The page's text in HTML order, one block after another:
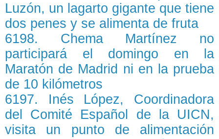
Luzón, un lagarto gigante que tiene
dos penes y se alimenta de fruta
6198. Chema Martínez no
participará el domingo en la
Maratón de Madrid ni en la prueba
de 10 kilómetros
6197. Inés López, Coordinadora
del Comité Español de la UICN,
visita un punto de alimentación